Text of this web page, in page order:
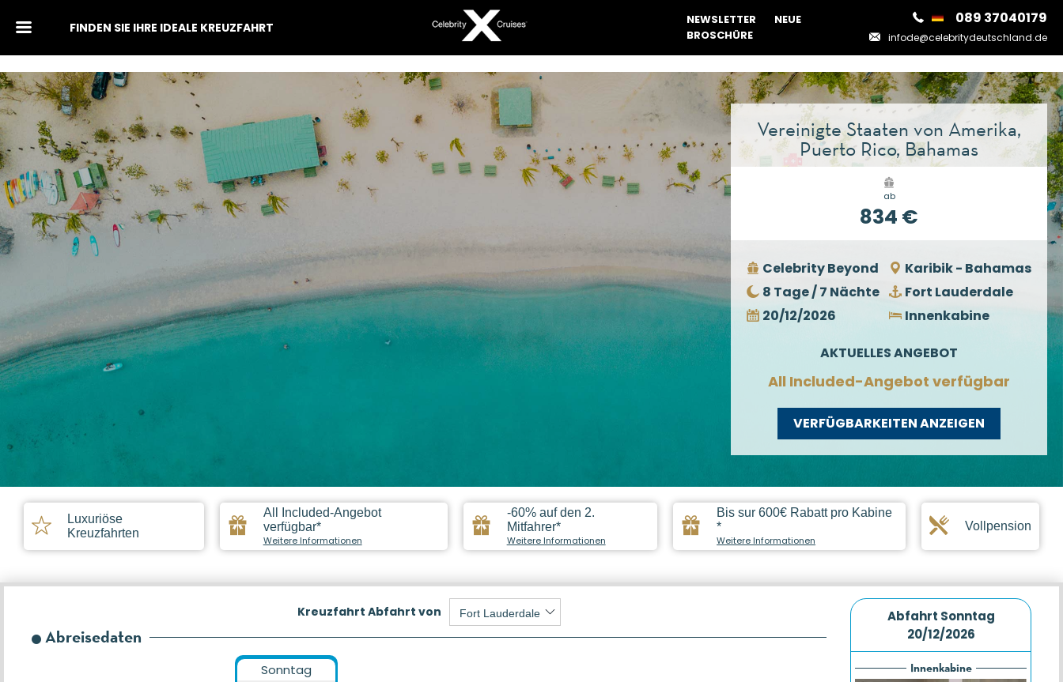
FINDEN SIE IHRE IDEALE KREUZFAHRT NEWSLETTER
NEUE
BROSCHÜRE
089 37040179
infode@celebritydeutschland.de
Vereinigte Staaten von Amerika,
Puerto Rico, Bahamas
ab
834 €
Celebrity Beyond
Karibik - Bahamas
8 Tage / 7 Nächte
Fort Lauderdale
20/12/2026
Innenkabine
AKTUELLES ANGEBOT
All Included-Angebot verfügbar
VERFÜGBARKEITEN ANZEIGEN
Luxuriöse
Kreuzfahrten
All Included-Angebot
verfügbar*
Weitere Informationen
-60% auf den 2.
Mitfahrer*
Weitere Informationen
Bis sur 600€ Rabatt pro Kabine
*
Weitere Informationen
Vollpension
Kreuzfahrt Abfahrt von
Abreisedaten
Sonntag
Abfahrt Sonntag
20/12/2026
Innenkabine